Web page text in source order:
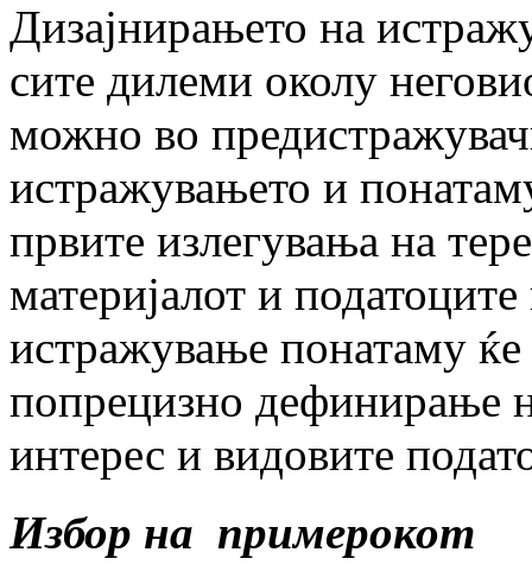
Дизајнирањето на
сите дилеми околу
можно во
истражувањето и
првите излегувања на
материјалот и
истражување понатаму
попрецизно дефинирање
интерес и видовите
Избор на примерокот